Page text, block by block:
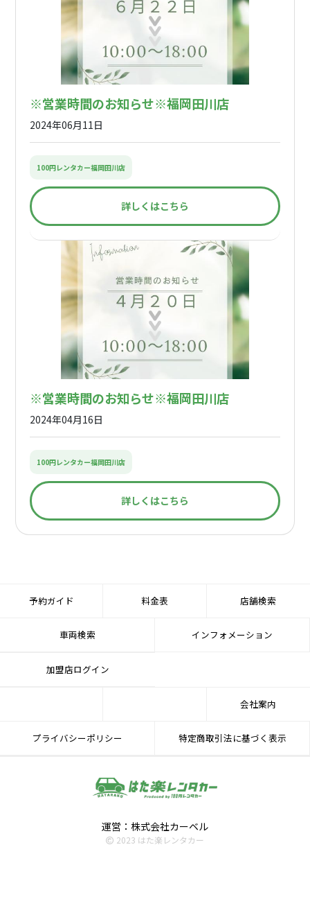
※営業時間のお知らせ※福岡田川店
2024年06月11日
100円レンタカー福岡田川店
詳しくはこちら
※営業時間のお知らせ※福岡田川店
2024年04月16日
100円レンタカー福岡田川店
詳しくはこちら
予約ガイド 料金表 店舗検索
車両検索 インフォメーション
加盟店ログイン
会社案内
プライバシーポリシー 特定商取引法に基づく表示
運営：株式会社カーベル
2023 はた楽レンタカー